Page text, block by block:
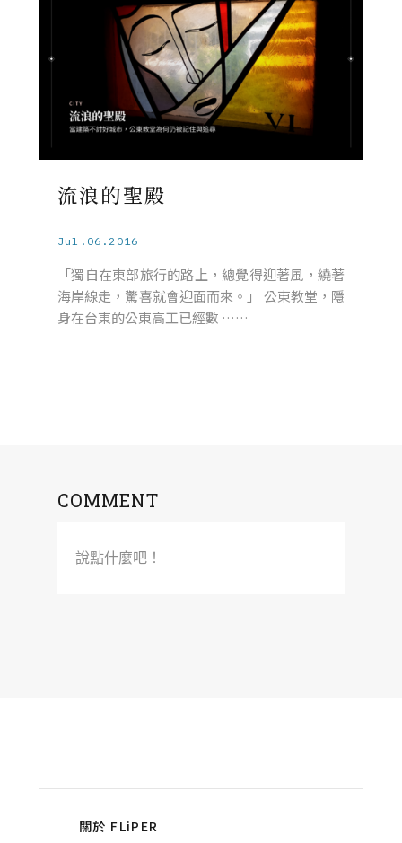
流浪的聖殿
Jul.06.2016
「獨自在東部旅行的路上，總覺得迎著風，繞著
海岸線走，驚喜就會迎面而來。」 公東教堂，隱
身在台東的公東高工已經數 ……
COMMENT
說點什麼吧！
關於 FLiPER